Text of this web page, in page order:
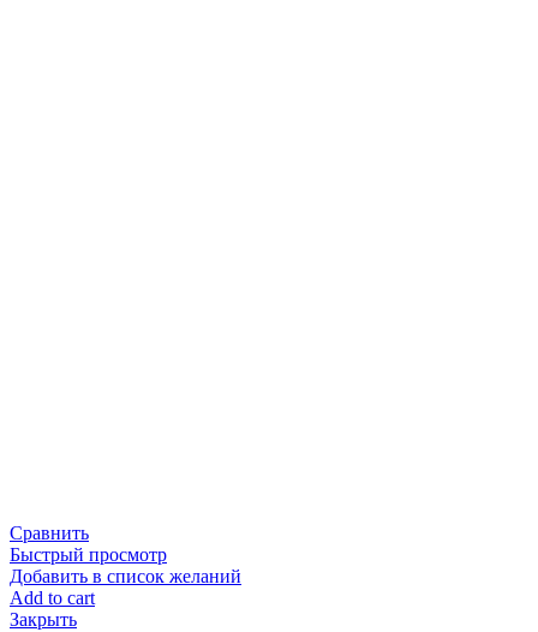
Сравнить
Быстрый просмотр
Добавить в список желаний
Add to cart
Закрыть